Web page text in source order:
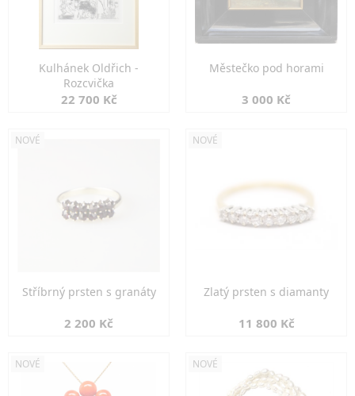
Kulhánek Oldřich -
Rozcvička
22 700 Kč
Městečko pod horami
3 000 Kč
NOVÉ
Stříbrný prsten s granáty
2 200 Kč
NOVÉ
Zlatý prsten s diamanty
11 800 Kč
NOVÉ NOVÉ